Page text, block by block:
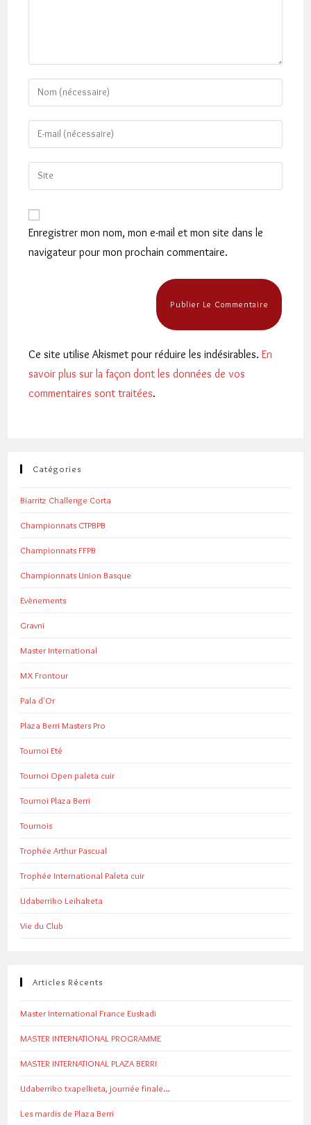
Enter
your
name
comment
Enter
your
email
address
Saisir
l’URL
votre
site
(facultatif)
Enregistrer mon nom, mon e-mail et mon site dans le
navigateur pour mon prochain commentaire.
Ce site utilise Akismet pour réduire les indésirables.En
savoir plus sur la façon dont les données de vos
commentaires sont traitées.
Catégories
Biarritz Challenge Corta
Championnats CTPBPB
Championnats FFPB
Championnats Union Basque
Evènements
Gravni
Master International
MX Frontour
Pala d'Or
Plaza Berri Masters Pro
Tournoi Eté
Tournoi Open paleta cuir
Tournoi Plaza Berri
Tournois
Trophée Arthur Pascual
Trophée International Paleta cuir
Udaberriko Leihaketa
Vie du Club
Articles Récents
Master International France Euskadi
MASTER INTERNATIONAL PROGRAMME
MASTER INTERNATIONAL PLAZA BERRI
Udaberriko txapelketa, journée finale…
Les mardis de Plaza Berri